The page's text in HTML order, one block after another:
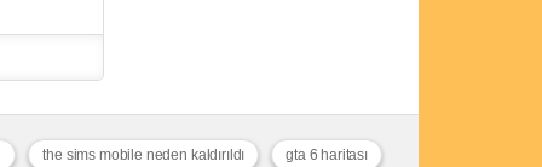
gta 6 haritası
the sims mobile neden kaldırıldı